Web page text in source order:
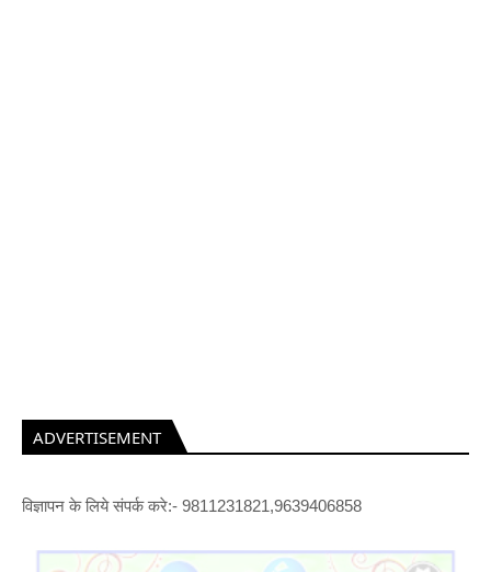
ADVERTISEMENT
विज्ञापन के लिये संपर्क करे:- 9811231821,9639406858